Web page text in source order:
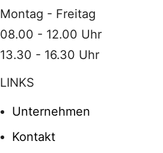
Montag - Freitag
08.00 - 12.00 Uhr
13.30 - 16.30 Uhr
LINKS
Unternehmen
Kontakt